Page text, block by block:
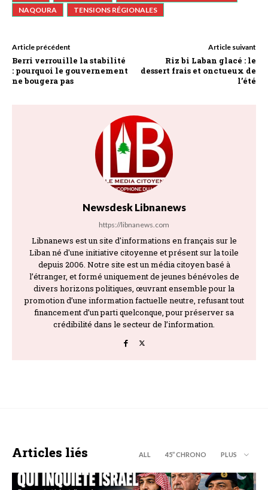
NAQOURA TENSIONS RÉGIONALES
Article précédent
Berri verrouille la stabilité
: pourquoi le gouvernement
ne bougera pas
Article suivant
Riz bi Laban glacé : le
dessert frais et onctueux de
l’été
Newsdesk Libnanews
https://libnanews.com
Libnanews est un site d'informations en français sur le
Liban né d'une initiative citoyenne et présent sur la toile
depuis 2006. Notre site est un média citoyen basé à
l’étranger, et formé uniquement de jeunes bénévoles de
divers horizons politiques, œuvrant ensemble pour la
promotion d’une information factuelle neutre, refusant tout
financement d’un parti quelconque, pour préserver sa
crédibilité dans le secteur de l’information.
Articles liés ALL 45’’ CHRONO PLUS